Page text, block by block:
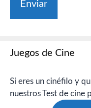
Juegos de Cine
Si eres un cinéfilo y
nuestros Test de cine